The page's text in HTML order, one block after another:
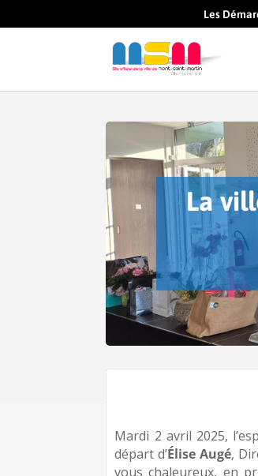
Les
La
Mardi 2 avril 2025,
départ d’Élise Augé,
vous chaleureux, en